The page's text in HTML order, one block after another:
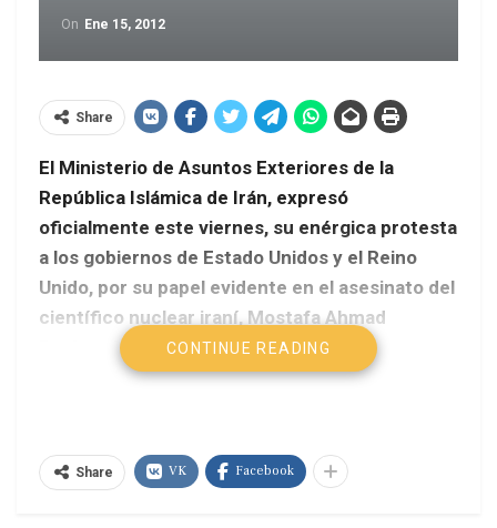
On Ene 15, 2012
Share
El Ministerio de Asuntos Exteriores de la
República Islámica de Irán, expresó
oficialmente este viernes, su enérgica protesta
a los gobiernos de Estado Unidos y el Reino
Unido, por su papel evidente en el asesinato del
científico nuclear iraní, Mostafa Ahmad
AVN
capital iraní, que representa los intereses del país
norteamericano en el país persa, señaló que
CONTINUE READING
Share VK Facebook